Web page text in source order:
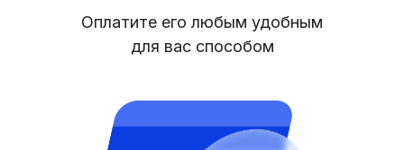
Оплатите его любым удобным
для вас способом